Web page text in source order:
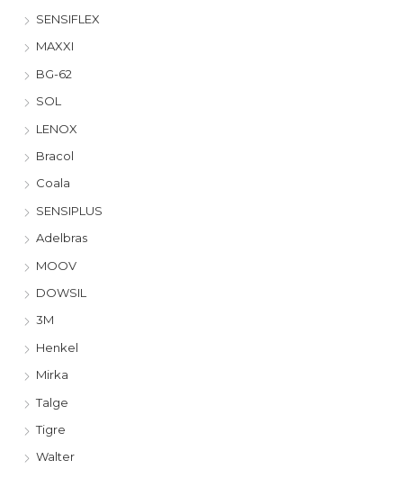
SENSIFLEX
MAXXI
BG-62
SOL
LENOX
Bracol
Coala
SENSIPLUS
Adelbras
MOOV
DOWSIL
3M
Henkel
Mirka
Talge
Tigre
Walter